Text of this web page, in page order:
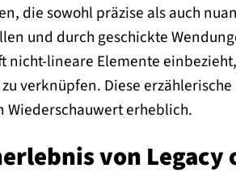
die sowohl präzise als auch
und durch geschickte
lineare Elemente
verknüpfen. Diese
Wiederschauwert erheblich.
von Legacy